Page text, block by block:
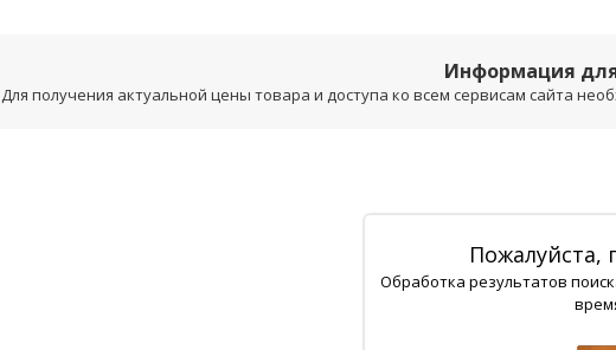
Информация
Для получения актуальной цены товара и доступа ко всем сервисам сайта
Пожалуйста,
Обработка результатов